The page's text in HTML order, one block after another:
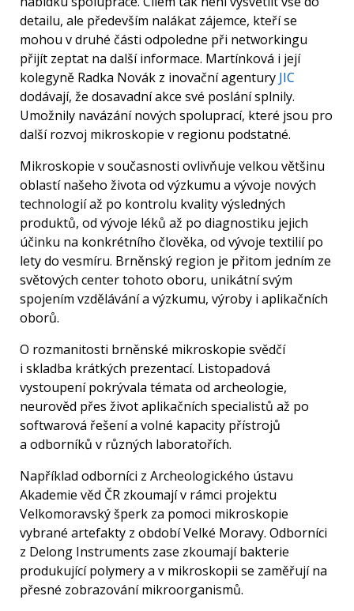
detailu, ale především nalákat zájemce, kteří se
mohou v druhé části odpoledne při networkingu
přijít zeptat na další informace. Martínková i její
kolegyně Radka Novák z inovační agentury JIC
dodávají, že dosavadní akce své poslání splnily.
Umožnily navázání nových spoluprací, které jsou pro
další rozvoj mikroskopie v regionu podstatné.
Mikroskopie v současnosti ovlivňuje velkou většinu
oblastí našeho života od výzkumu a vývoje nových
technologií až po kontrolu kvality výsledných
produktů, od vývoje léků až po diagnostiku jejich
účinku na konkrétního člověka, od vývoje textilií po
lety do vesmíru. Brněnský region je přitom jedním ze
světových center tohoto oboru, unikátní svým
spojením vzdělávání a výzkumu, výroby i aplikačních
oborů.
O rozmanitosti brněnské mikroskopie svědčí
i skladba krátkých prezentací. Listopadová
vystoupení pokrývala témata od archeologie,
neurověd přes život aplikačních specialistů až po
softwarová řešení a volné kapacity přístrojů
a odborníků v různých laboratořích.
Například odborníci z Archeologického ústavu
Akademie věd ČR zkoumají v rámci projektu
Velkomoravský šperk za pomoci mikroskopie
vybrané artefakty z období Velké Moravy. Odborníci
z Delong Instruments zase zkoumají bakterie
produkující polymery a v mikroskopii se zaměřují na
přesné zobrazování mikroorganismů.